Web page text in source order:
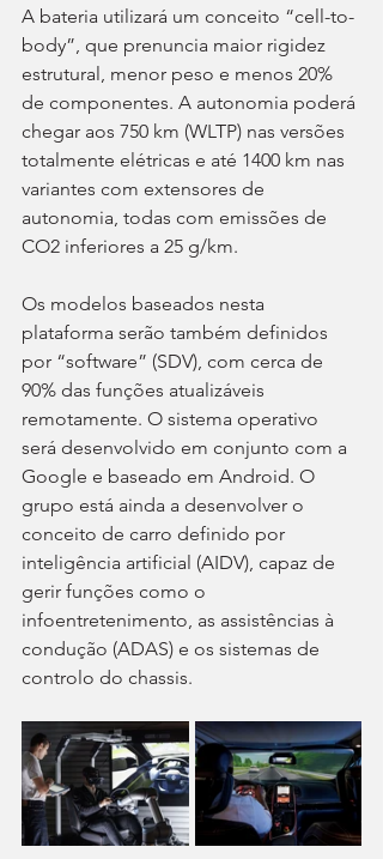
A bateria utilizará um conceito “cell-to-
body”, que prenuncia maior rigidez
estrutural, menor peso e menos 20%
de componentes. A autonomia poderá
chegar aos 750 km (WLTP) nas versões
totalmente elétricas e até 1400 km nas
variantes com extensores de
autonomia, todas com emissões de
CO2 inferiores a 25 g/km.
Os modelos baseados nesta
plataforma serão também definidos
por “software” (SDV), com cerca de
90% das funções atualizáveis
remotamente. O sistema operativo
será desenvolvido em conjunto com a
Google e baseado em Android. O
grupo está ainda a desenvolver o
conceito de carro definido por
inteligência artificial (AIDV), capaz de
gerir funções como o
infoentretenimento, as assistências à
condução (ADAS) e os sistemas de
controlo do chassis.